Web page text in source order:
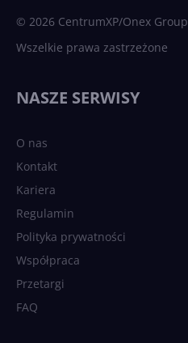
© 2026 CentrumXP/Onex Group
Wszelkie prawa zastrzeżone
NASZE SERWISY
O nas
Kontakt
Kariera
Regulamin
Polityka prywatności
Współpraca
Przetargi
FAQ